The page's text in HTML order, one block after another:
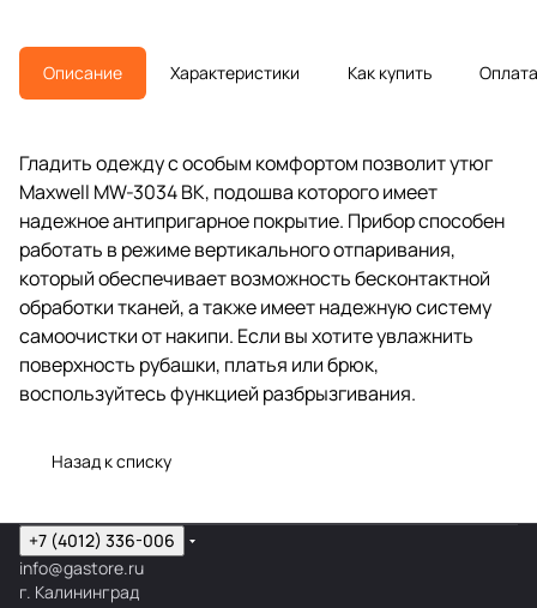
Описание Характеристики Как купить Оплата
Гладить одежду с особым комфортом позволит утюг
Maxwell MW-3034 BK, подошва которого имеет
надежное антипригарное покрытие. Прибор способен
работать в режиме вертикального отпаривания,
который обеспечивает возможность бесконтактной
обработки тканей, а также имеет надежную систему
самоочистки от накипи. Если вы хотите увлажнить
поверхность рубашки, платья или брюк,
воспользуйтесь функцией разбрызгивания.
Назад к списку
+7 (4012) 336-006
info@gastore.ru
г. Калининград